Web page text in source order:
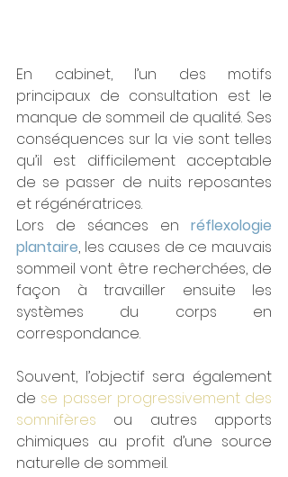
En cabinet, l’un des motifs
principaux de consultation est le
manque de sommeil de qualité. Ses
conséquences sur la vie sont telles
qu’il est difficilement acceptable
de se passer de nuits reposantes
et régénératrices.
Lors de séances en réflexologie
plantaire, les causes de ce mauvais
sommeil vont être recherchées, de
façon à travailler ensuite les
systèmes du corps en
correspondance.
Souvent, l’objectif sera également
de se passer progressivement des
somnifères ou autres apports
chimiques au profit d’une source
naturelle de sommeil.